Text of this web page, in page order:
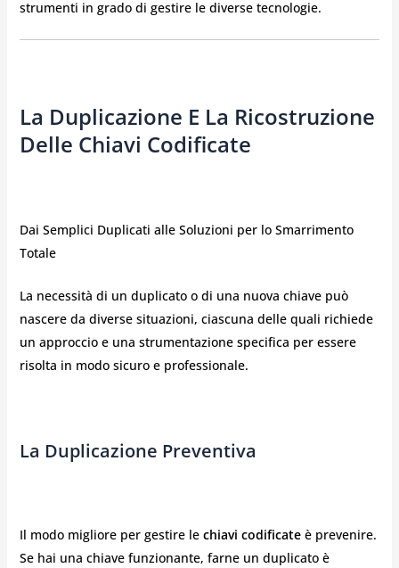
strumenti in grado di gestire le diverse tecnologie.
La Duplicazione E La Ricostruzione
Delle Chiavi Codificate
Dai Semplici Duplicati alle Soluzioni per lo Smarrimento
Totale
La necessità di un duplicato o di una nuova chiave può
nascere da diverse situazioni, ciascuna delle quali richiede
un approccio e una strumentazione specifica per essere
risolta in modo sicuro e professionale.
La Duplicazione Preventiva
Il modo migliore per gestire le chiavi codificateè prevenire.
Se hai una chiave funzionante, farne un duplicato è